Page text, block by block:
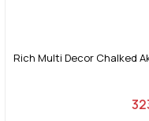
Rich Multi Decor Chalked